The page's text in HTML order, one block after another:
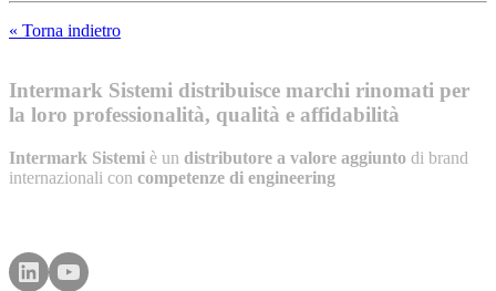
« Torna indietro
Intermark Sistemi distribuisce marchi rinomati per
la loro professionalità, qualità e affidabilità
Intermark Sistemi è un distributore a valore aggiunto di brand
internazionali con competenze di engineering